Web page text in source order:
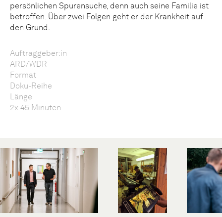
persönlichen Spurensuche, denn auch seine Familie ist
betroffen. Über zwei Folgen geht er der Krankheit auf
den Grund.
Auftraggeber:in
ARD/WDR
Format
Doku-Reihe
Länge
2x 45 Minuten